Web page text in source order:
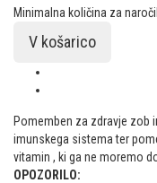
Minimalna količina za
Pomemben za zdravje zob
imunskega sistema ter
vitamin , ki ga ne moremo
OPOZORILO: